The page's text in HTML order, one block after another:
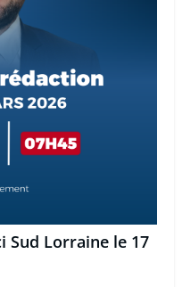
Sud Lorraine le 17